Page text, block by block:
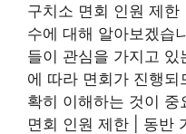
구치소 면회 인원 제
수에 대해 알아보겠습
들이 관심을 가지고 있
에 따라 면회가 진행되
확히 이해하는 것이
면회 인원 제한 | 동반